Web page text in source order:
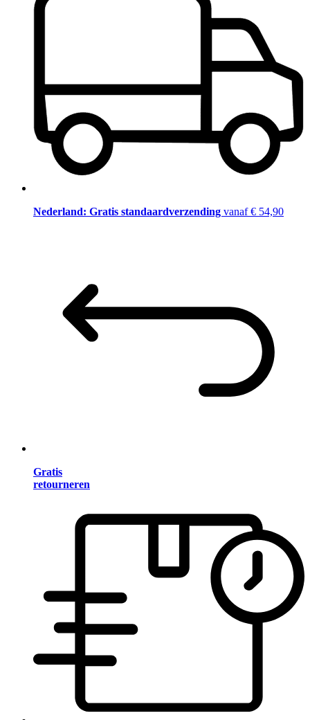
Nederland: Gratis standaardverzending vanaf € 54,90
Gratis
retourneren